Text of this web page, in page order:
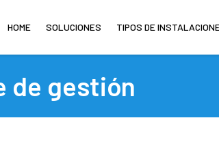
HOME SOLUCIONES TIPOS DE
de gestión